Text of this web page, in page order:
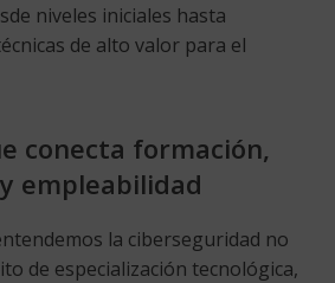
niveles iniciales hasta
de alto valor para el
conecta formación,
empleabilidad
la ciberseguridad no
de especialización tecnológica,